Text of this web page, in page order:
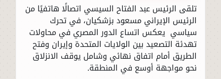
تلقى الرئيس عبد الفتاح السيسي اتصالًا هاتفيًا من
الرئيس الإيراني مسعود بزشكيان، في تحرك
سياسي يعكس اتساع الدور المصري في محاولات
تهدئة التصعيد بين الولايات المتحدة وإيران وفتح
الطريق أمام اتفاق نهائي وشامل يوقف الانزلاق
نحو مواجهة أوسع في المنطقة.